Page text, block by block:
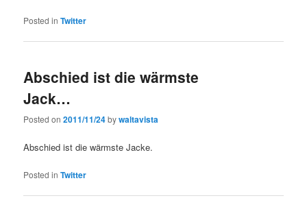
Posted in Twitter
Abschied ist die wärmste
Jack…
Posted on2011/11/24bywaltavista
Abschied ist die wärmste Jacke.
Posted in Twitter